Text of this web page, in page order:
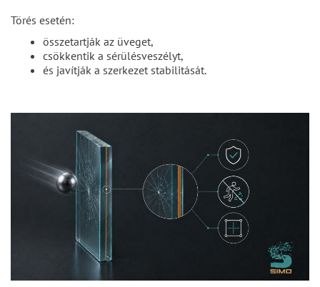
Törés esetén:
összetartják az üveget,
csökkentik a sérülésveszélyt,
és javítják a szerkezet stabilitását.